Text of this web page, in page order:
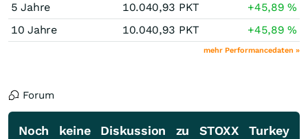
5 Jahre
10.040,93 PKT +45,89%
10 Jahre
10.040,93 PKT +45,89%
mehr Performancedaten »
Forum
Noch keine Diskussion zu STOXX Turkey